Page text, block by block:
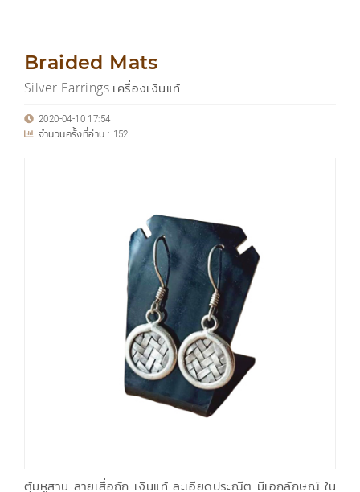
Braided Mats
Silver Earrings เครื่องเงินแท้
2020-04-10 17:54
จำนวนครั้งที่อ่าน : 152
ตุ้มหูสาน ลายเสื่อถัก เงินแท้ ละเอียดประณีต มีเอกลักษณ์ ใน